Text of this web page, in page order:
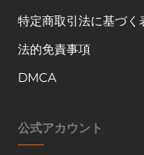
特定商取引法に基づく
法的免責事項
DMCA
公式アカウント